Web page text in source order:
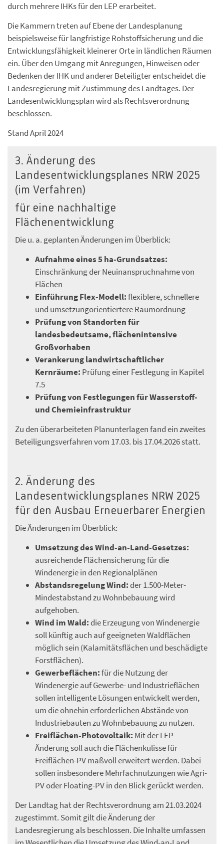
durch mehrere IHKs für den LEP erarbeitet.
Die Kammern treten auf Ebene der Landesplanung
beispielsweise für langfristige Rohstoffsicherung und die
Entwicklungsfähigkeit kleinerer Orte in ländlichen Räumen
ein. Über den Umgang mit Anregungen, Hinweisen oder
Bedenken der IHK und anderer Beteiligter entscheidet die
Landesregierung mit Zustimmung des Landtages. Der
Landesentwicklungsplan wird als Rechtsverordnung
beschlossen.
Stand April 2024
3. Änderung des
Landesentwicklungsplanes NRW 2025
(im Verfahren)
für eine nachhaltige
Flächenentwicklung
Die u. a. geplanten Änderungen im Überblick:
Aufnahme eines 5 ha-Grundsatzes:
Einschränkung der Neuinanspruchnahme von
Flächen
Einführung Flex-Modell:flexiblere, schnellere
und umsetzungorientiertere Raumordnung
Prüfung von Standorten für
landesbedeutsame, flächenintensive
Großvorhaben
Verankerung landwirtschaftlicher
Kernräume: Prüfung einer Festlegung in Kapitel
7.5
Prüfung von Festlegungen für Wasserstoff-
und Chemieinfrastruktur
Zu den überarbeiteten Planunterlagen fand ein zweites
Beteiligungsverfahren vom 17.03. bis 17.04.2026 statt.
2. Änderung des
Landesentwicklungsplanes NRW 2025
für den Ausbau Erneuerbarer Energien
Die Änderungen im Überblick:
Umsetzung des Wind-an-Land-Gesetzes:
ausreichende Flächensicherung für die
Windenergie in den Regionalplänen
Abstandsregelung Wind:der 1.500-Meter-
Mindestabstand zu Wohnbebauung wird
aufgehoben.
Wind im Wald:die Erzeugung von Windenergie
soll künftig auch auf geeigneten Waldflächen
möglich sein (Kalamitätsflächen und beschädigte
Forstflächen).
Gewerbeflächen:für die Nutzung der
Windenergie auf Gewerbe- und Industrieflächen
sollen intelligente Lösungen entwickelt werden,
um die ohnehin erforderlichen Abstände von
Industriebauten zu Wohnbebauung zu nutzen.
Freiflächen-Photovoltaik: Mit der LEP-
Änderung soll auch die Flächenkulisse für
Freiflächen-PV maßvoll erweitert werden. Dabei
sollen insbesondere Mehrfachnutzungen wie Agri-
PV oder Floating-PV in den Blick gerückt werden.
Der Landtag hat der Rechtsverordnung am 21.03.2024
zugestimmt. Somit gilt die Änderung der
Landesregierung als beschlossen. Die Inhalte umfassen